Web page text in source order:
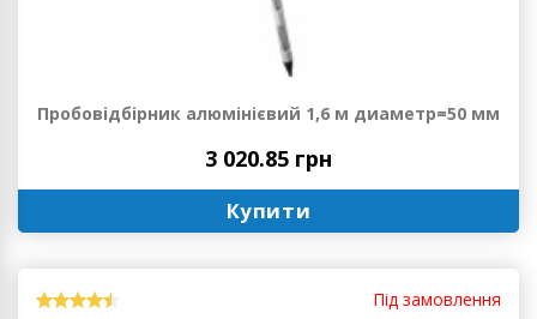
Пробовідбірник алюмінієвий 1,6 м диаметр=50 мм
3 020.85 грн
Купити
Під замовлення